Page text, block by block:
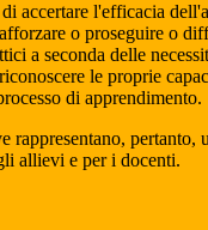
accertare l'efficacia
o proseguire o
a seconda delle
le proprie
di apprendimento.
rappresentano, pertanto,
allievi e per i docenti.